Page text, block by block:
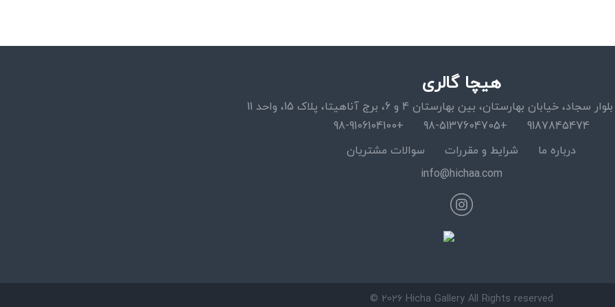
هیچا گالری
خیابان بهارستان، بین بهارستان 4 و 6، برج آناهیتا، پلاک 15، واحد 11
9187845474
+98-5137604705
+98-9106104100
درباره ما
شرایط و مقررات
سوالات مشتریان
info@hichaa.com
© 2026 Hicha Gallery All Rights reserved